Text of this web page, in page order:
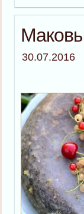
30.07.2016